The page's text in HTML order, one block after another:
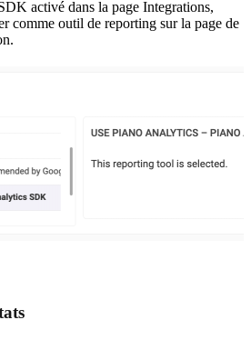
activé dans la page Integrations,
comme outil de reporting sur la page de